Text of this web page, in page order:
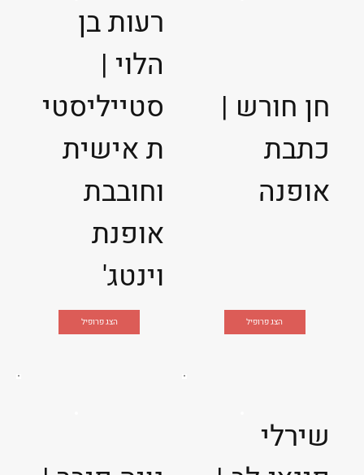
רעות בן
הלוי |
סטייליסטי
ת אישית
וחובבת
אופנת
וינטג'
הצג פרופיל
חן חורש |
כתבת
אופנה
הצג פרופיל
שירלי